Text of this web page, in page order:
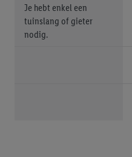
Je hebt enkel een
tuinslang of gieter
nodig.